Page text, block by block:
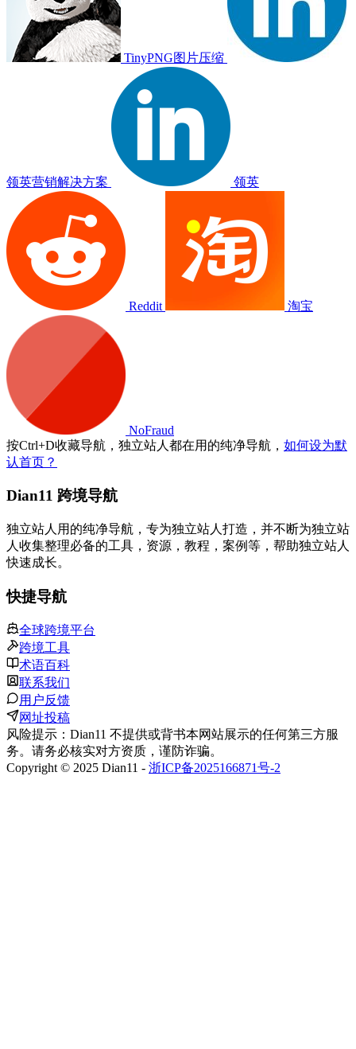
TinyPNG图片压缩
领英营销解决方案 领英
Reddit 淘宝
NoFraud
按Ctrl+D收藏导航，独立站人都在用的纯净导航， 如何设为默
认首页？
Dian11 跨境导航
独立站人用的纯净导航，专为独立站人打造，并不断为独立站
人收集整理必备的工具，资源，教程，案例等，帮助独立站人
快速成长。
快捷导航
全球跨境平台
跨境工具
术语百科
联系我们
用户反馈
网址投稿
风险提示：Dian11 不提供或背书本网站展示的任何第三方服
务。请务必核实对方资质，谨防诈骗。
Copyright © 2025 Dian11 - 浙ICP备2025166871号-2